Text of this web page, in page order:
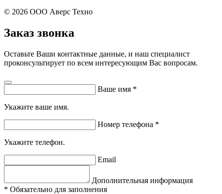
© 2026 ООО Аверс Техно
Заказ звонка
Оставьте Ваши контактные данные, и наш специалист
проконсультирует по всем интересующим Вас вопросам.
Ваше имя *
Укажите ваше имя.
Номер телефона *
Укажите телефон.
Email
Дополнительная информация
* Обязательно для заполнения